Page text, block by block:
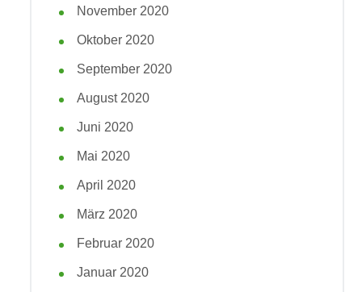
November 2020
Oktober 2020
September 2020
August 2020
Juni 2020
Mai 2020
April 2020
März 2020
Februar 2020
Januar 2020